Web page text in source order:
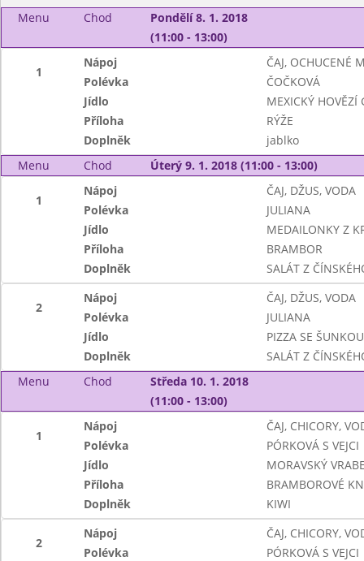
Menu Chod
Pondělí 8. 1. 2018
(11:00 - 13:00)
1
Nápoj
ČAJ, OCHUCENÉ
Polévka
ČOČKOVÁ
Jídlo
MEXICKÝ HOVĚZÍ
Příloha
RÝŽE
Doplněk
jablko
Menu
Chod Úterý 9. 1. 2018 (11:00 - 13:00)
1
Nápoj
ČAJ, DŽUS, VODA
Polévka
JULIANA
Jídlo
MEDAILONKY Z
Příloha
BRAMBOR
Doplněk
SALÁT Z
2
Nápoj
ČAJ, DŽUS, VODA
Polévka
JULIANA
Jídlo
PIZZA SE
Doplněk
SALÁT Z
Menu
Chod
Středa 10. 1. 2018
(11:00 - 13:00)
1
Nápoj
ČAJ, CHICORY,
Polévka
PÓRKOVÁ S VEJCI
Jídlo
MORAVSKÝ
Příloha
BRAMBOROVÉ
Doplněk
KIWI
2
Nápoj
ČAJ, CHICORY,
Polévka
PÓRKOVÁ S VEJCI